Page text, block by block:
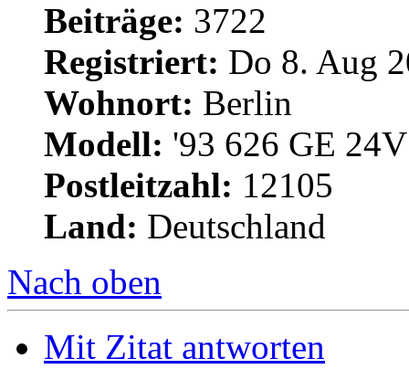
Beiträge: 3722
Registriert: Do 8. Aug
Wohnort: Berlin
Modell: '93 626 GE
Postleitzahl: 12105
Land: Deutschland
Nach oben
Mit Zitat antworten